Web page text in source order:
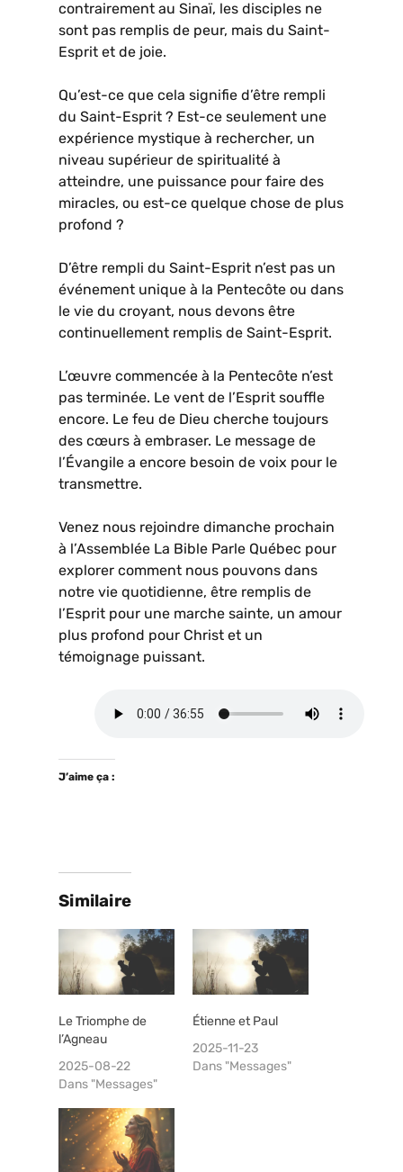
contrairement au Sinaï, les disciples ne
sont pas remplis de peur, mais du Saint-
Esprit et de joie.
Qu’est-ce que cela signifie d’être rempli
du Saint-Esprit ? Est-ce seulement une
expérience mystique à rechercher, un
niveau supérieur de spiritualité à
atteindre, une puissance pour faire des
miracles, ou est-ce quelque chose de plus
profond ?
D’être rempli du Saint-Esprit n’est pas un
événement unique à la Pentecôte ou dans
le vie du croyant, nous devons être
continuellement remplis de Saint-Esprit.
L’œuvre commencée à la Pentecôte n’est
pas terminée. Le vent de l’Esprit souffle
encore. Le feu de Dieu cherche toujours
des cœurs à embraser. Le message de
l’Évangile a encore besoin de voix pour le
transmettre.
Venez nous rejoindre dimanche prochain
à l’Assemblée La Bible Parle Québec pour
explorer comment nous pouvons dans
notre vie quotidienne, être remplis de
l’Esprit pour une marche sainte, un amour
plus profond pour Christ et un
témoignage puissant.
J’aime ça :
Similaire
Le Triomphe de
l’Agneau
2025-08-22
Dans "Messages"
Étienne et Paul
2025-11-23
Dans "Messages"